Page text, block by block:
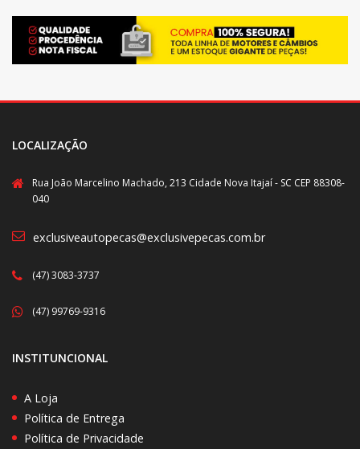
LOCALIZAÇÃO
Rua João Marcelino Machado, 213 Cidade Nova Itajaí - SC CEP 88308-
040
exclusiveautopecas@exclusivepecas.com.br
(47) 3083-3737
(47) 99769-9316
INSTITUNCIONAL
A Loja
Política de Entrega
Política de Privacidade